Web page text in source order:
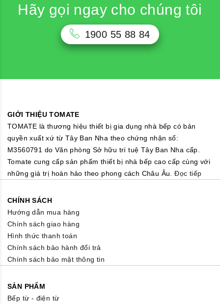
Hãy gọi ngay cho chúng tôi
1900 55 88 84
GIỚI THIỆU TOMATE
TOMATE là thương hiệu thiết bị gia dụng nhà bếp có bản
quyền xuất xứ từ Tây Ban Nha theo chứng nhận số:
M3560791 do Văn phòng Sở hữu trí tuệ Tây Ban Nha cấp.
Tomate cung cấp sản phẩm thiết bị nhà bếp cao cấp cùng với
những giá trị hoàn hảo theo phong cách Châu Âu.Đọc tiếp
CHÍNH SÁCH
Hướng dẫn mua hàng
Chính sách giao hàng
Hình thức thanh toán
Chính sách bảo hành đổi trả
Chính sách bảo mật thông tin
SẢN PHẨM
Bếp từ - điện từ